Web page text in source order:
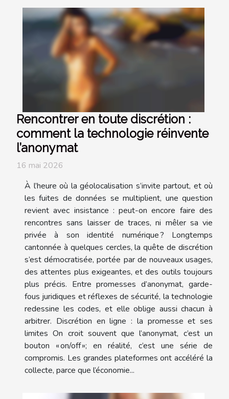
Rencontrer en toute discrétion :
comment la technologie réinvente
l’anonymat
16 mai 2026
À l’heure où la géolocalisation s’invite partout, et où
les fuites de données se multiplient, une question
revient avec insistance : peut-on encore faire des
rencontres sans laisser de traces, ni mêler sa vie
privée à son identité numérique ? Longtemps
cantonnée à quelques cercles, la quête de discrétion
s’est démocratisée, portée par de nouveaux usages,
des attentes plus exigeantes, et des outils toujours
plus précis. Entre promesses d’anonymat, garde-
fous juridiques et réflexes de sécurité, la technologie
redessine les codes, et elle oblige aussi chacun à
arbitrer. Discrétion en ligne : la promesse et ses
limites On croit souvent que l’anonymat, c’est un
bouton « on/off »; en réalité, c’est une série de
compromis. Les grandes plateformes ont accéléré la
collecte, parce que l’économie...